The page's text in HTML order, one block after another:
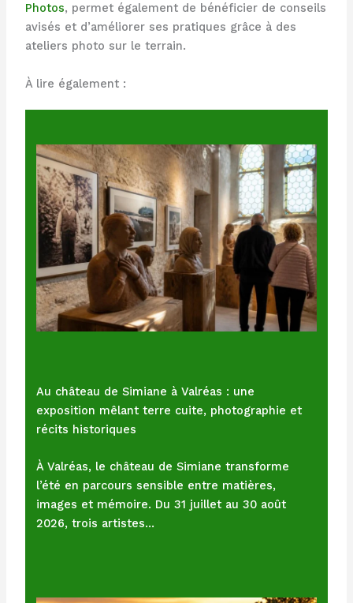
Photos, permet également de bénéficier de conseils
avisés et d’améliorer ses pratiques grâce à des
ateliers photo sur le terrain.
À lire également :
Au château de Simiane à Valréas : une
exposition mêlant terre cuite, photographie et
récits historiques
À Valréas, le château de Simiane transforme
l’été en parcours sensible entre matières,
images et mémoire. Du 31 juillet au 30 août
2026, trois artistes…